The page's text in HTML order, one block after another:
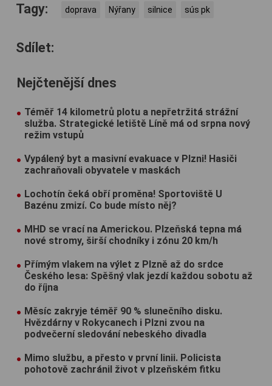
Tagy: doprava Nýřany silnice sús pk
Sdílet:
Nejčtenější dnes
Téměř 14 kilometrů plotu a nepřetržitá strážní
služba. Strategické letiště Líně má od srpna nový
režim vstupů
Vypálený byt a masivní evakuace v Plzni! Hasiči
zachraňovali obyvatele v maskách
Lochotín čeká obří proměna! Sportoviště U
Bazénu zmizí. Co bude místo něj?
MHD se vrací na Americkou. Plzeňská tepna má
nové stromy, širší chodníky i zónu 20 km/h
Přímým vlakem na výlet z Plzně až do srdce
Českého lesa: Spěšný vlak jezdí každou sobotu až
do října
Měsíc zakryje téměř 90 % slunečního disku.
Hvězdárny v Rokycanech i Plzni zvou na
podvečerní sledování nebeského divadla
Mimo službu, a přesto v první linii. Policista
pohotově zachránil život v plzeňském fitku